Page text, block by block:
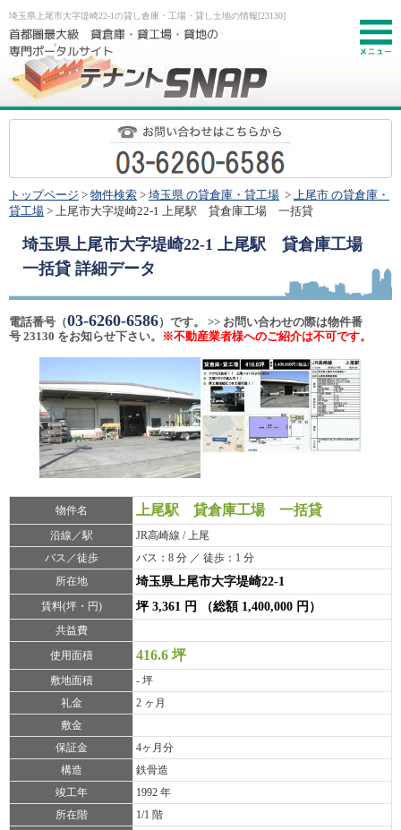
埼玉県上尾市大字堤崎22-1の貸し倉庫・工場・貸し土地の情報[23130]
トップページ > 物件検索 > 埼玉県 の貸倉庫・貸工場 > 上尾市 の貸倉庫・
貸工場 > 上尾市大字堤崎22-1 上尾駅 貸倉庫工場 一括貸
埼玉県上尾市大字堤崎22-1 上尾駅 貸倉庫工場
一括貸 詳細データ
電話番号（03-6260-6586）です。 >> お問い合わせの際は物件番
号 23130 をお知らせ下さい。
※不動産業者様へのご紹介は不可です。
物件名 上尾駅 貸倉庫工場 一括貸
沿線／駅
JR高崎線 / 上尾
バス／徒歩
バス：8 分 ／ 徒歩：1 分
所在地
埼玉県上尾市大字堤崎22-1
賃料(坪・円) 坪 3,361 円 （総額 1,400,000 円）
共益費
使用面積
416.6 坪
敷地面積
- 坪
礼金
2 ヶ月
敷金
保証金
4ヶ月分
構造
鉄骨造
竣工年
1992 年
所在階
1/1 階